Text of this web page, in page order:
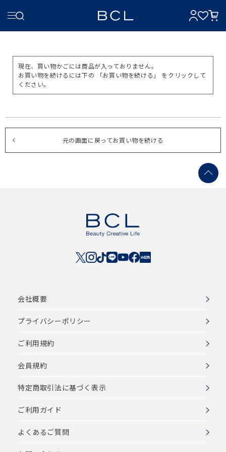
現在、買い物かごには商品が入っておりません。
お買い物を続けるには下の 「お買い物を続ける」 をクリックして
ください。
元の画面に戻ってお買い物を続ける
会社概要
プライバシーポリシー
ご利用規約
会員規約
特定商取引法に基づく表示
ご利用ガイド
よくあるご質問